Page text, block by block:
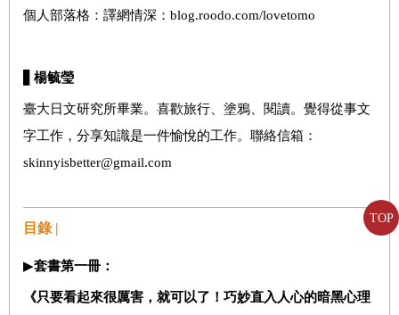
TOP
個人部落格：譯網情深：blog.roodo.com/lovetomo
楊毓瑩
臺大日文研究所畢業。喜歡旅行、塗鴉、閱讀。覺得從事文
字工作，分享知識是一件愉悅的工作。聯絡信箱：
skinnyisbetter@gmail.com
目錄 |
▶套書第一冊：
《只要看起來很厲害，就可以了！巧妙直入人心的暗黑心理